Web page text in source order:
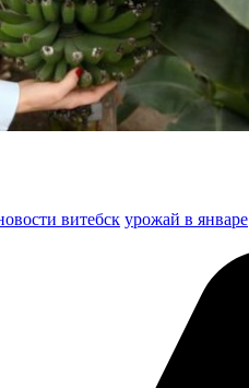
витебск урожай в январе